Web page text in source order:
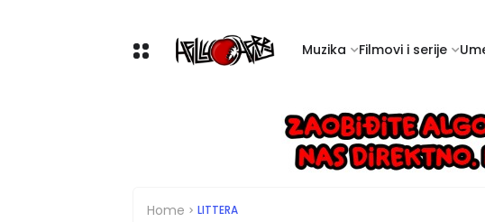
Muzika Filmovi i serije
Home LITTERA